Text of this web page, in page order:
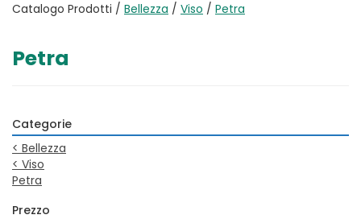
Catalogo Prodotti / Bellezza / Viso / Petra
Petra
Categorie
< Bellezza
< Viso
Petra
Prezzo